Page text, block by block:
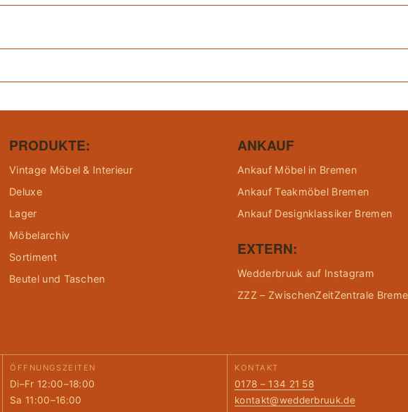
PRODUKTE:
Vintage Möbel & Interieur
Deluxe
Lager
Möbelarchiv
Sortiment
Beutel und Taschen
ANKAUF
Ankauf Möbel in Bremen
Ankauf Teakmöbel Bremen
Ankauf Designklassiker Bremen
EXTERN:
Wedderbruuk auf Instagram
ZZZ – ZwischenZeitZentrale
ÖFFNUNGSZEITEN
Di–Fr 12:00–18:00
Sa 11:00–16:00
KONTAKT
0178 – 134 21 58
kontakt@wedderbruuk.de